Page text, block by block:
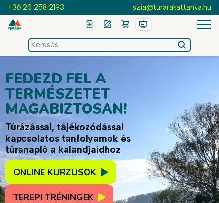
+36 20 258 2193 szia@turarakattanva.hu
keresés
az
FEDEZD FEL A
TERMÉSZETET
MAGABIZTOSAN!
Túrázással, tájékozódással
kapcsolatos tanfolyamok és
túranapló a kalandjaidhoz
ONLINE KURZUSOK
TEREPI TRÉNINGEK